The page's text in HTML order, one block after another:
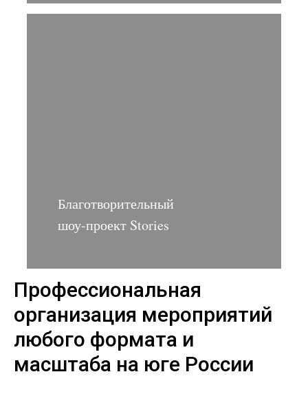
Благотворительный
шоу-проект Stories
Профессиональная
организация мероприятий
любого формата и
масштаба на юге России